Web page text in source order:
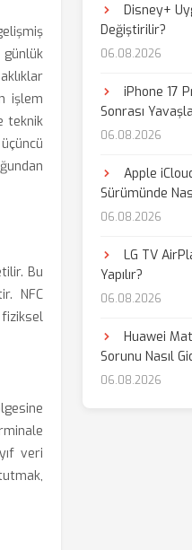
günlük
işlem
teknik
Bu
NFC
veri
Disney+
Değiştirilir?
06.08.2026
iPhone 17
Sonrası
06.08.2026
Apple
Sürümünde
06.08.2026
LG TV
Yapılır?
06.08.2026
Huawei
Sorunu Nasıl
06.08.2026